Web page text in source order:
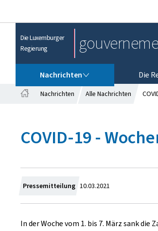
Die Luxemburger
Regierung
Nachrichten Die
r
t
Nachrichten Alle Nachrichten
COVID-19 -
Pressemitteilung Z
u
m
10.03.2021
In der Woche vom 1. bis 7. März sank